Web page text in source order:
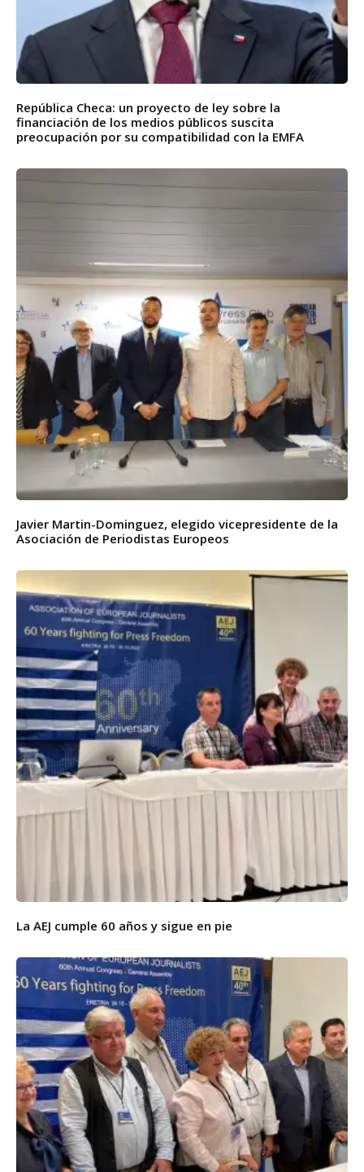
República Checa: un proyecto de ley sobre la
financiación de los medios públicos suscita
preocupación por su compatibilidad con la EMFA
Javier Martin-Dominguez, elegido vicepresidente de la
Asociación de Periodistas Europeos
La AEJ cumple 60 años y sigue en pie